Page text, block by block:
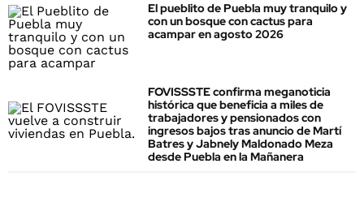
El pueblito de Puebla muy tranquilo y
con un bosque con cactus para
acampar en agosto 2026
FOVISSSTE confirma meganoticia
histórica que beneficia a miles de
trabajadores y pensionados con
ingresos bajos tras anuncio de Martí
Batres y Jabnely Maldonado Meza
desde Puebla en la Mañanera